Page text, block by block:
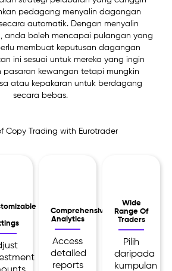
pedagang menyalin dagangan
automatik. Dengan menyalin
anda boleh mencapai pulangan yang
membuat keputusan dagangan
ini sesuai untuk mereka yang ingin
pasaran kewangan tetapi mungkin
atau kepakaran untuk berdagang
secara bebas.
Copy Trading with Eurotrader
Comprehensive
Analytics
Access
detailed
reports
Wide
Range Of
Traders
Pilih
daripada
kumpulan